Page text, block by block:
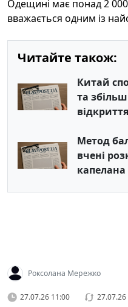
Одещині має понад 2 000
вважається одним із
Читайте також:
Китай
та
Метод
вчені
капелана
Роксолана Мережко
27.07.26 11:00